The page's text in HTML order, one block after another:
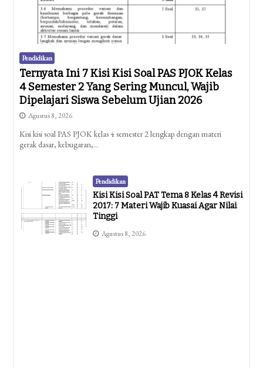
Pendidikan
Ternyata Ini 7 Kisi Kisi Soal PAS PJOK Kelas
4 Semester 2 Yang Sering Muncul, Wajib
Dipelajari Siswa Sebelum Ujian 2026
Agustus 8, 2026
Kisi kisi soal PAS PJOK kelas 4 semester 2 lengkap dengan materi
gerak dasar, kebugaran,…
Pendidikan
Kisi Kisi Soal PAT Tema 8 Kelas 4 Revisi
2017: 7 Materi Wajib Kuasai Agar Nilai
Tinggi
Agustus 8, 2026